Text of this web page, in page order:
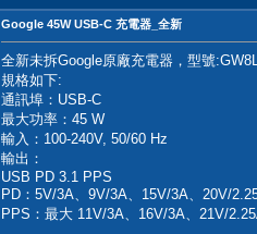
Google 45W USB-C 充電器_全新
全新未拆Google原廠充電器，型號
規格如下:
通訊埠：USB-C
最大功率：45 W
輸入：100-240V, 50/60 Hz
輸出：
USB PD 3.1 PPS
PD：5V/3A、9V/3A、15V/3A、20V/
PPS：最大 11V/3A、16V/3A、21V/